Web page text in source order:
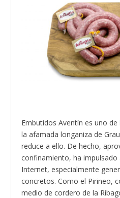
Embutidos Aventín es uno
la afamada longaniza de
reduce a ello. De hecho,
confinamiento, ha impulsado
Internet, especialmente
concretos. Como el Pirineo,
medio de cordero de la